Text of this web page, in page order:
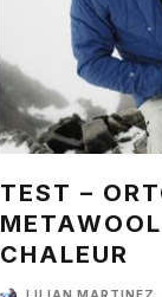
TEST –
CHALEUR